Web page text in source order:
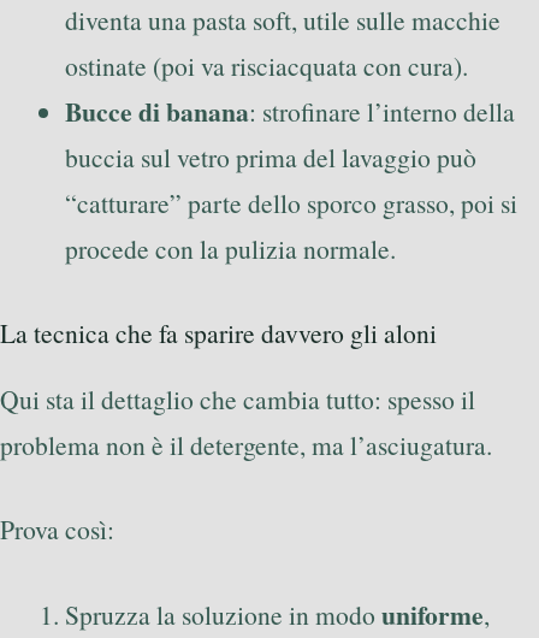
diventa una pasta soft, utile sulle macchie
ostinate (poi va risciacquata con cura).
Bucce di banana: strofinare l’interno della
buccia sul vetro prima del lavaggio può
“catturare” parte dello sporco grasso, poi si
procede con la pulizia normale.
La tecnica che fa sparire davvero gli aloni
Qui sta il dettaglio che cambia tutto: spesso il
problema non è il detergente, ma l’asciugatura.
Prova così:
Spruzza la soluzione in modo uniforme,